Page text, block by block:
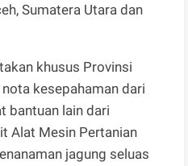
Sumatera Utara dan
khusus Provinsi
kesepahaman dari
bantuan lain dari
Alat Mesin Pertanian
jagung seluas